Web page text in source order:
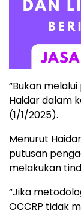
“Bukan
Haidar dalam
(1/1/2025).
Menurut
putusan
melakukan
“Jika
OCCRP tidak